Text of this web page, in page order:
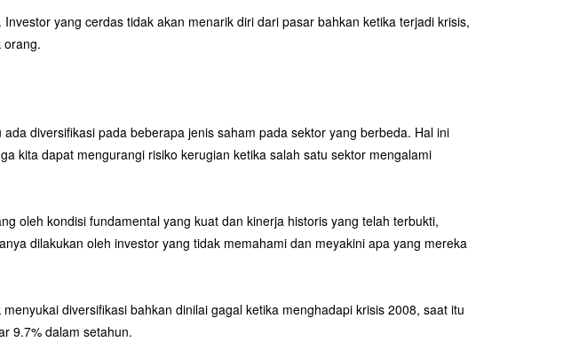
yang cerdas tidak akan menarik diri dari pasar bahkan ketika terjadi krisis,
orang.
diversifikasi pada beberapa jenis saham pada sektor yang berbeda. Hal ini
kita dapat mengurangi risiko kerugian ketika salah satu sektor mengalami
oleh kondisi fundamental yang kuat dan kinerja historis yang telah terbukti,
dilakukan oleh investor yang tidak memahami dan meyakini apa yang mereka
diversifikasi bahkan dinilai gagal ketika menghadapi krisis 2008, saat itu
9.7% dalam setahun.